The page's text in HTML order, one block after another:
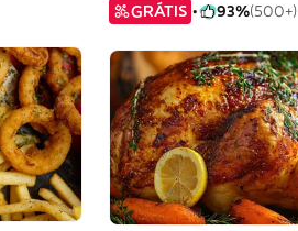
GRÁTIS 93%(500+)